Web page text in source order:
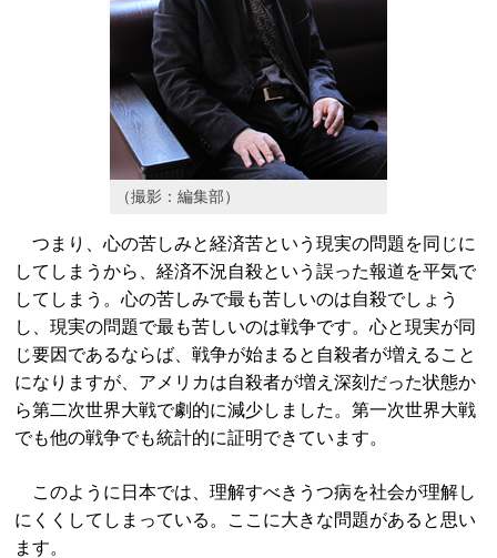
（撮影：編集部）
つまり、心の苦しみと経済苦という現実の問題を同じに
してしまうから、経済不況自殺という誤った報道を平気で
してしまう。心の苦しみで最も苦しいのは自殺でしょう
し、現実の問題で最も苦しいのは戦争です。心と現実が同
じ要因であるならば、戦争が始まると自殺者が増えること
になりますが、アメリカは自殺者が増え深刻だった状態か
ら第二次世界大戦で劇的に減少しました。第一次世界大戦
でも他の戦争でも統計的に証明できています。
このように日本では、理解すべきうつ病を社会が理解し
にくくしてしまっている。ここに大きな問題があると思い
ます。